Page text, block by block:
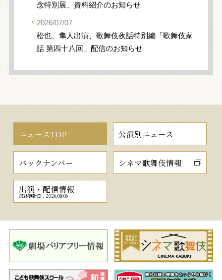
念特別展、資料紹介のお知らせ
2026/07/07
松也、隼人出演、歌舞伎夜話特別編「歌舞伎家
話 第四十八回」配信のお知らせ
ニュースTOP 公演別ニュース
バックナンバー シネマ歌舞伎情報
出演・配信情報
最終更新日：2026/08/06